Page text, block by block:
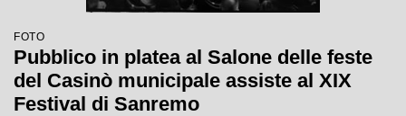
FOTO
Pubblico in platea al Salone delle feste
del Casinò municipale assiste al XIX
Festival di Sanremo